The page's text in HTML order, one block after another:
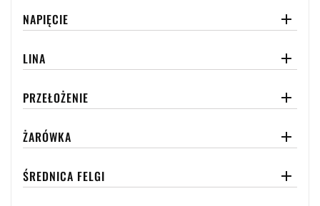
NAPIĘCIE 
LINA 
PRZEŁOŻENIE 
ŻARÓWKA 
ŚREDNICA FELGI 